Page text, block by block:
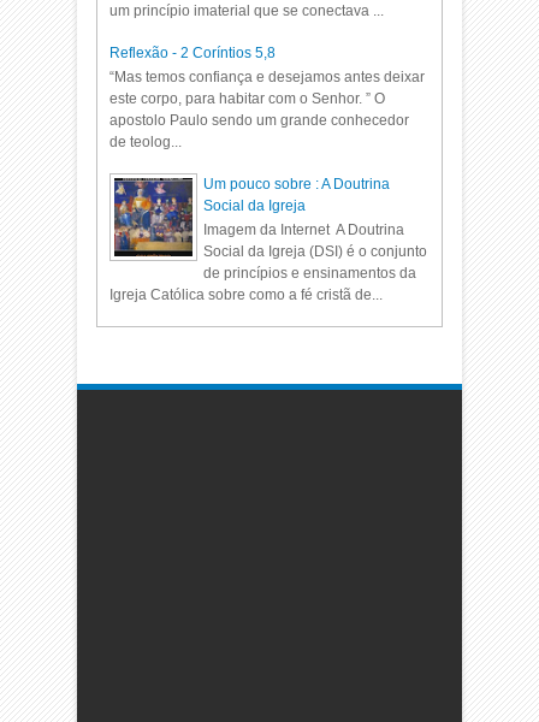
um princípio imaterial que se conectava ...
Reflexão - 2 Coríntios 5,8
“Mas temos confiança e desejamos antes deixar
este corpo, para habitar com o Senhor. ” O
apostolo Paulo sendo um grande conhecedor
de teolog...
Um pouco sobre : A Doutrina
Social da Igreja
Imagem da Internet A Doutrina
Social da Igreja (DSI) é o conjunto
de princípios e ensinamentos da
Igreja Católica sobre como a fé cristã de...